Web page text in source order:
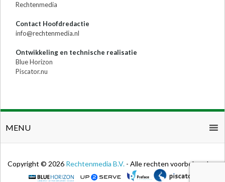
Rechtenmedia
Contact Hoofdredactie
info@rechtenmedia.nl
Ontwikkeling en technische realisatie
Blue Horizon
Piscator.nu
MENU
Copyright © 2026 Rechtenmedia B.V. - Alle rechten voorbehouden.